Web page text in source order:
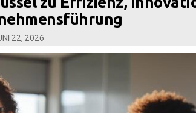
22, 2026